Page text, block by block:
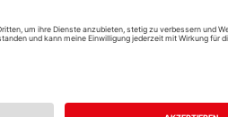
Beim